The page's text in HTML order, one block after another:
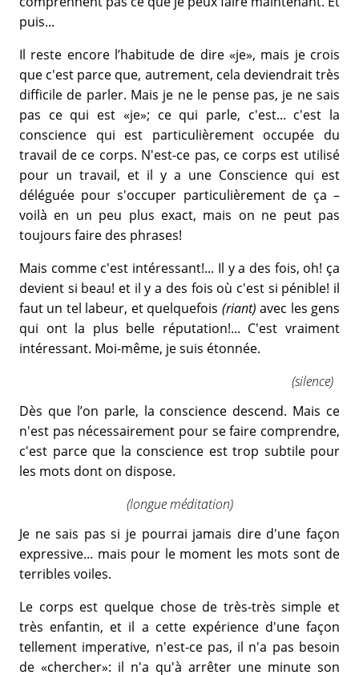
puis...
Il reste encore l’habitude de dire «je», mais je crois
que c'est parce que, autrement, cela deviendrait très
difficile de parler. Mais je ne le pense pas, je ne sais
pas ce qui est «je»; ce qui parle, c'est... c'est la
conscience qui est particulièrement occupée du
travail de ce corps. N'est-ce pas, ce corps est utilisé
pour un travail, et il y a une Conscience qui est
déléguée pour s'occuper particulièrement de ça –
voilà en un peu plus exact, mais on ne peut pas
toujours faire des phrases!
Mais comme c'est intéressant!... Il y a des fois, oh! ça
devient si beau! et il y a des fois où c'est si pénible! il
faut un tel labeur, et quelquefois (riant) avec les gens
qui ont la plus belle réputation!... C'est vraiment
intéressant. Moi-même, je suis étonnée.
(silence)
Dès que l’on parle, la conscience descend. Mais ce
n'est pas nécessairement pour se faire comprendre,
c'est parce que la conscience est trop subtile pour
les mots dont on dispose.
(longue méditation)
Je ne sais pas si je pourrai jamais dire d'une façon
expressive... mais pour le moment les mots sont de
terribles voiles.
Le corps est quelque chose de très-très simple et
très enfantin, et il a cette expérience d'une façon
tellement imperative, n'est-ce pas, il n'a pas besoin
de «chercher»: il n'a qu'à arrêter une minute son